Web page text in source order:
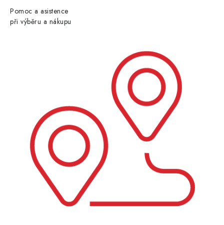
Pomoc a asistence
při výběru a nákupu